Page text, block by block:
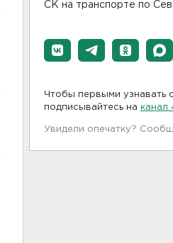
СК на транспорте по
Чтобы первыми узнавать
подписывайтесь на канал
Увидели опечатку?